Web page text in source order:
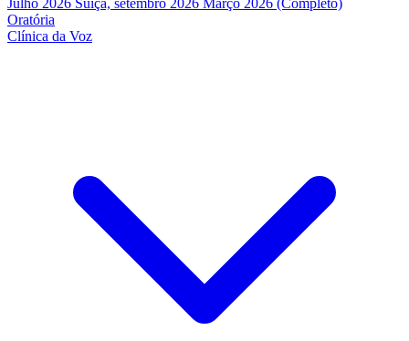
Julho 2026 Suíça, setembro 2026 Março 2026 (Completo)
Oratória
Clínica da Voz